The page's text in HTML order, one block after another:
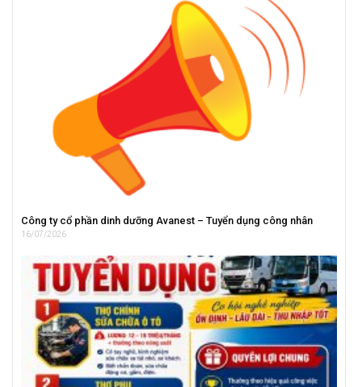
Công ty cổ phần dinh dưỡng Avanest – Tuyển dụng công nhân
16/07/2026